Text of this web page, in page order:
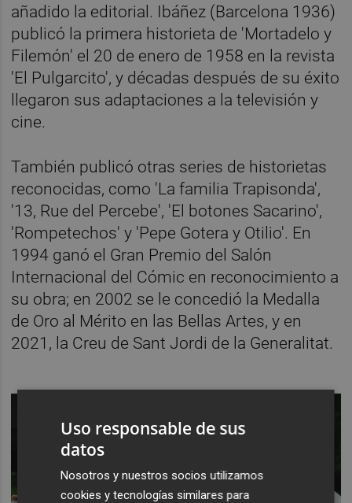
añadido la editorial. Ibáñez (Barcelona 1936)
publicó la primera historieta de 'Mortadelo y
Filemón' el 20 de enero de 1958 en la revista
'El Pulgarcito', y décadas después de su éxito
llegaron sus adaptaciones a la televisión y
cine.
También publicó otras series de historietas
reconocidas, como 'La familia Trapisonda',
'13, Rue del Percebe', 'El botones Sacarino',
'Rompetechos' y 'Pepe Gotera y Otilio'. En
1994 ganó el Gran Premio del Salón
Internacional del Cómic en reconocimiento a
su obra; en 2002 se le concedió la Medalla
de Oro al Mérito en las Bellas Artes, y en
2021, la Creu de Sant Jordi de la Generalitat.
Uso responsable de sus
datos
Nosotros y nuestros socios utilizamos
cookies y tecnologías similares para